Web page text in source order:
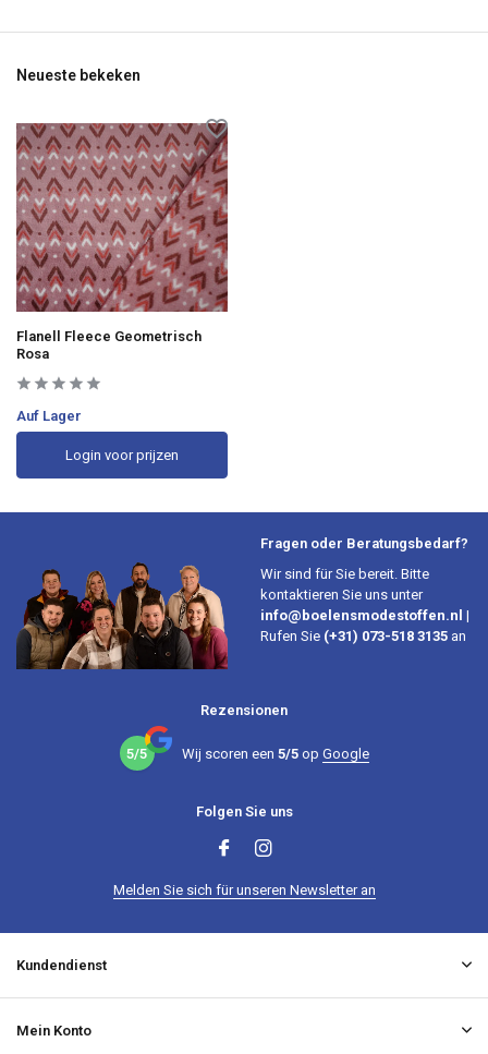
Neueste bekeken
Flanell Fleece Geometrisch
Rosa
Auf Lager
Login voor prijzen
Fragen oder Beratungsbedarf?
Wir sind für Sie bereit. Bitte
kontaktieren Sie uns unter
info@boelensmodestoffen.nl |
Rufen Sie (+31) 073-518 3135 an
Rezensionen
5/5 Wij scoren een 5/5op Google
Folgen Sie uns
Melden Sie sich für unseren Newsletter an
Kundendienst
Mein Konto